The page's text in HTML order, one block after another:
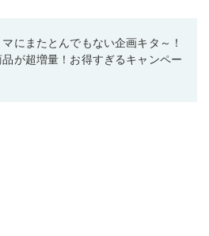
にまたとんでもない企画キタ～！
品が超増量！お得すぎるキャンペー